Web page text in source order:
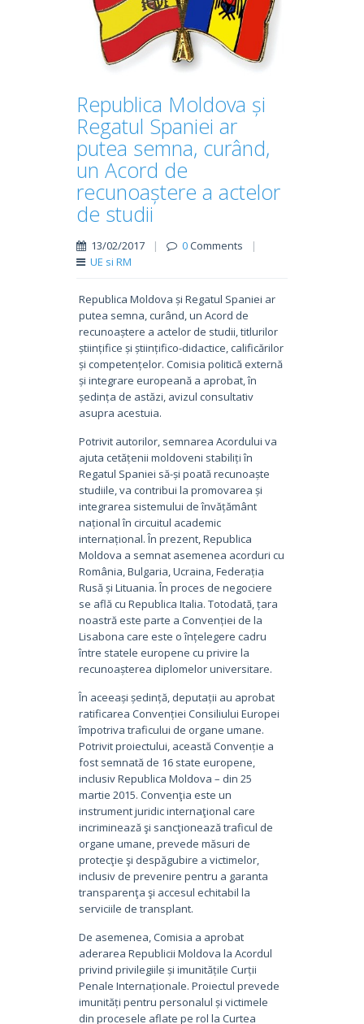
Republica Moldova și
Regatul Spaniei ar
putea semna, curând,
un Acord de
recunoaștere a actelor
de studii
13/02/2017 | 0Comments
|
UE si RM
Republica Moldova și Regatul Spaniei ar
putea semna, curând, un Acord de
recunoaștere a actelor de studii, titlurilor
științifice și științifico-didactice, calificărilor
și competențelor. Comisia politică externă
și integrare europeană a aprobat, în
ședința de astăzi, avizul consultativ
asupra acestuia.
Potrivit autorilor, semnarea Acordului va
ajuta cetățenii moldoveni stabiliți în
Regatul Spaniei să-și poată recunoaște
studiile, va contribui la promovarea și
integrarea sistemului de învățământ
național în circuitul academic
internațional. În prezent, Republica
Moldova a semnat asemenea acorduri cu
România, Bulgaria, Ucraina, Federația
Rusă și Lituania. În proces de negociere
se află cu Republica Italia. Totodată, țara
noastră este parte a Convenției de la
Lisabona care este o înțelegere cadru
între statele europene cu privire la
recunoașterea diplomelor universitare.
În aceeași ședință, deputații au aprobat
ratificarea Convenției Consiliului Europei
împotriva traficului de organe umane.
Potrivit proiectului, această Convenție a
fost semnată de 16 state europene,
inclusiv Republica Moldova – din 25
martie 2015. Convenţia este un
instrument juridic internaţional care
incriminează şi sancţionează traficul de
organe umane, prevede măsuri de
protecţie şi despăgubire a victimelor,
inclusiv de prevenire pentru a garanta
transparenţa şi accesul echitabil la
serviciile de transplant.
De asemenea, Comisia a aprobat
aderarea Republicii Moldova la Acordul
privind privilegiile și imunitățile Curții
Penale Internaționale. Proiectul prevede
imunități pentru personalul și victimele
din procesele aflate pe rol la Curtea